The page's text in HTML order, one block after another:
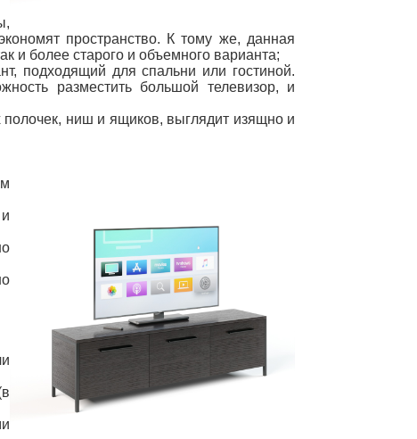
пространство. К тому же, данная
и более старого и объемного варианта;
подходящий для спальни или гостиной.
разместить большой телевизор, и
полочек, ниш и ящиков, выглядит изящно и